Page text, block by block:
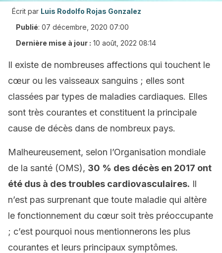
Écrit par Luis Rodolfo Rojas Gonzalez
Publié: 07 décembre, 2020 07:00
Dernière mise à jour : 10 août, 2022 08:14
Il existe de nombreuses affections qui touchent le
cœur ou les vaisseaux sanguins ; elles sont
classées par types de maladies cardiaques. Elles
sont très courantes et constituent la principale
cause de décès dans de nombreux pays.
Malheureusement, selon l’Organisation mondiale
de la santé (OMS), 30 % des décès en 2017 ont
été dus à des troubles cardiovasculaires. Il
n’est pas surprenant que toute maladie qui altère
le fonctionnement du cœur soit très préoccupante
; c’est pourquoi nous mentionnerons les plus
courantes et leurs principaux symptômes.